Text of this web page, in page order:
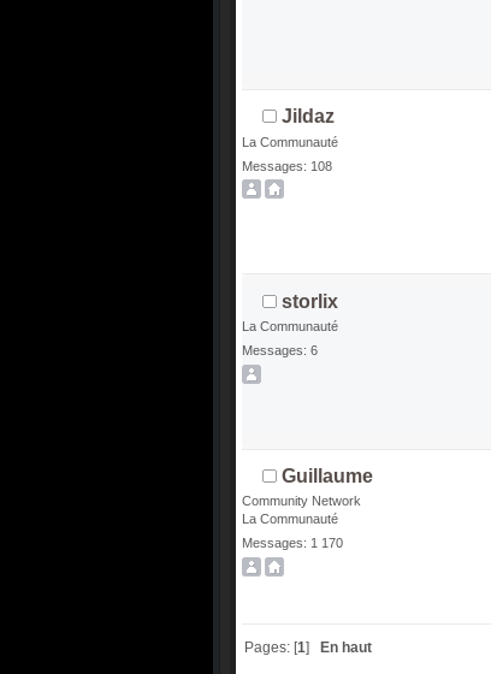
Jildaz
La Communauté
Messages: 108
storlix
La Communauté
Messages: 6
Guillaume
Community Network
La Communauté
Messages: 1 170
Pages: [1]En haut